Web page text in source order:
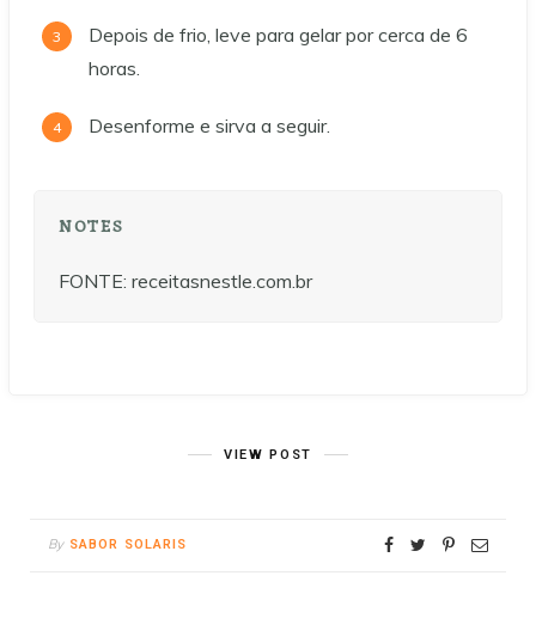
Depois de frio, leve para gelar por cerca de 6
horas.
Desenforme e sirva a seguir.
NOTES
FONTE: receitasnestle.com.br
VIEW POST
By SABOR SOLARIS